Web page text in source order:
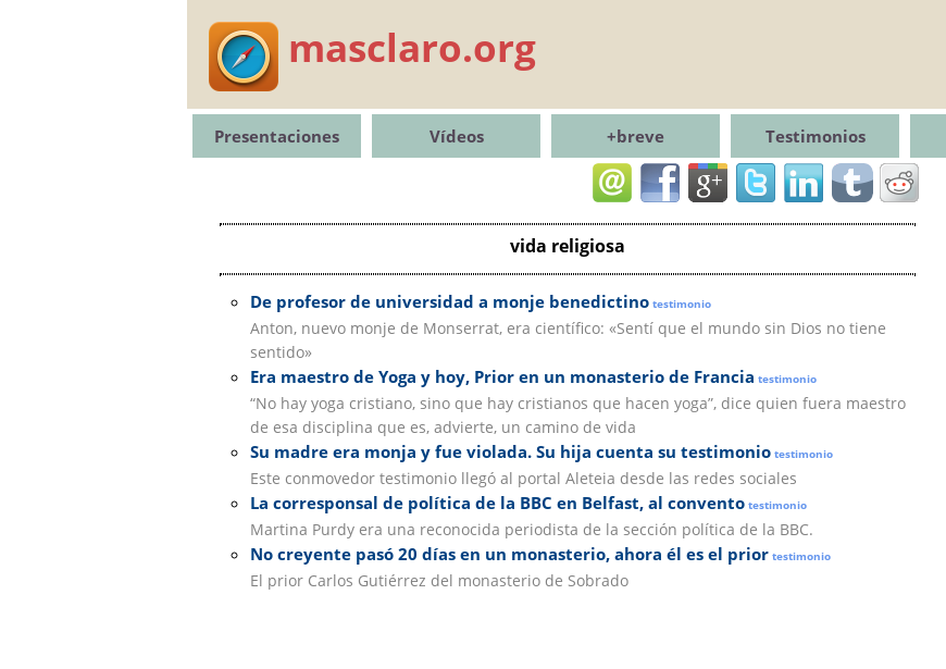
masclaro.org
Presentaciones Vídeos +breve Testimonios
vida religiosa
De profesor de universidad a monje benedictinotestimonio
Anton, nuevo monje de Monserrat, era científico: «Sentí que el mundo sin Dios no tiene
sentido»
Era maestro de Yoga y hoy, Prior en un monasterio de Francia testimonio
“No hay yoga cristiano, sino que hay cristianos que hacen yoga”, dice quien fuera maestro
de esa disciplina que es, advierte, un camino de vida
Su madre era monja y fue violada. Su hija cuenta su testimoniotestimonio
Este conmovedor testimonio llegó al portal Aleteia desde las redes sociales
La corresponsal de política de la BBC en Belfast, al conventotestimonio
Martina Purdy era una reconocida periodista de la sección política de la BBC.
No creyente pasó 20 días en un monasterio, ahora él es el priortestimonio
El prior Carlos Gutiérrez del monasterio de Sobrado